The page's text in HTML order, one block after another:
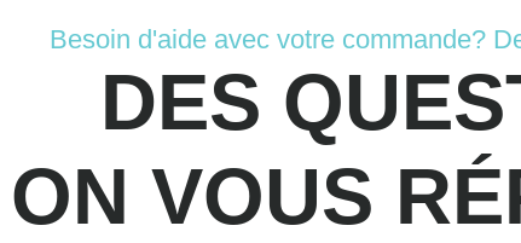
Besoin d'aide avec votre commande?
DES
ON VOUS